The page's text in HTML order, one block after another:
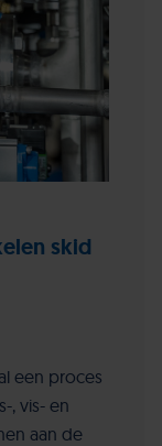
skid
een proces
, vis- en
aan de